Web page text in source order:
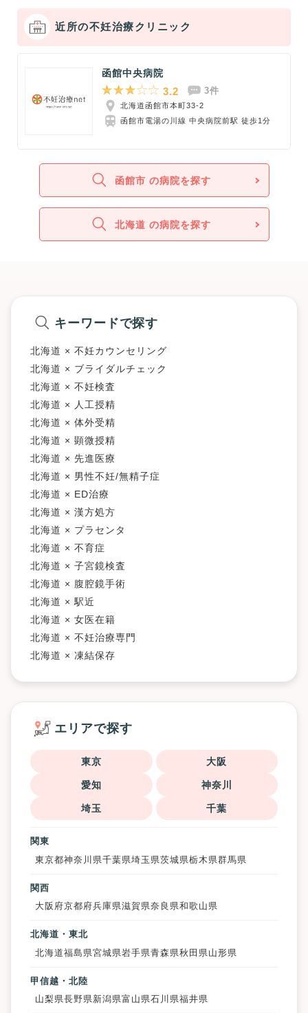
近所の不妊治療クリニック
函館中央病院
3.2 3件
北海道函館市本町33-2
函館市電湯の川線 中央病院前駅 徒歩1分
函館市 の病院を探す
北海道 の病院を探す
キーワードで探す
北海道 × 不妊カウンセリング
北海道 × ブライダルチェック
北海道 × 不妊検査
北海道 × 人工授精
北海道 × 体外受精
北海道 × 顕微授精
北海道 × 先進医療
北海道 × 男性不妊/無精子症
北海道 × ED治療
北海道 × 漢方処方
北海道 × プラセンタ
北海道 × 不育症
北海道 × 子宮鏡検査
北海道 × 腹腔鏡手術
北海道 × 駅近
北海道 × 女医在籍
北海道 × 不妊治療専門
北海道 × 凍結保存
エリアで探す
東京 大阪
愛知 神奈川
埼玉 千葉
関東
東京都神奈川県千葉県埼玉県茨城県栃木県群馬県
関西
大阪府京都府兵庫県滋賀県奈良県和歌山県
北海道・東北
北海道福島県宮城県岩手県青森県秋田県 山形県
甲信越・北陸
山梨県長野県新潟県富山県石川県福井県